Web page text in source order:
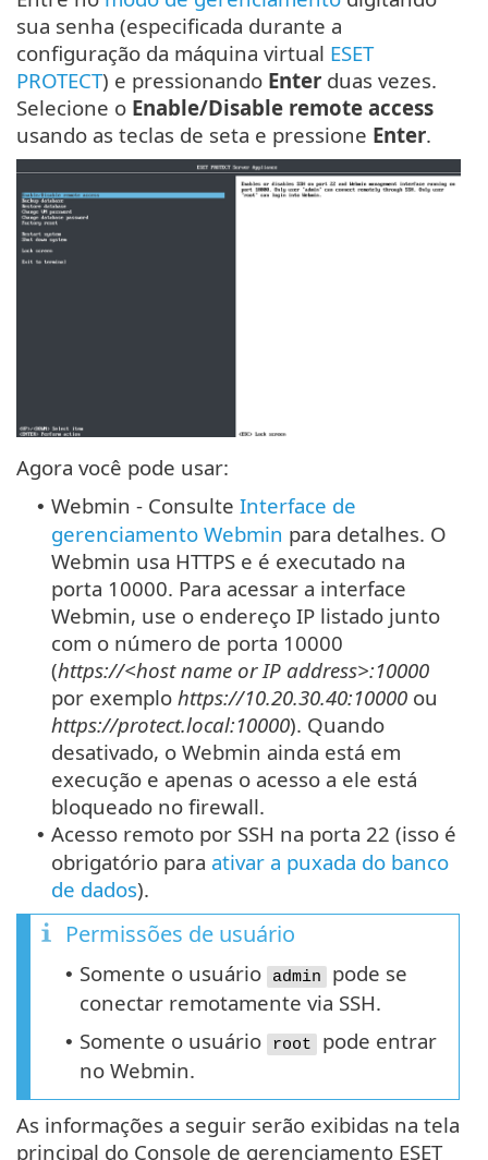
sua senha (especificada durante a
configuração da máquina virtual ESET
PROTECT) e pressionando Enter duas vezes.
Selecione o Enable/Disable remote access
usando as teclas de seta e pressione Enter.
Agora você pode usar:
• Webmin - Consulte Interface de
gerenciamento Webmin para detalhes. O
Webmin usa HTTPS e é executado na
porta 10000. Para acessar a interface
Webmin, use o endereço IP listado junto
com o número de porta 10000
(https://<host name or IP address>:10000
por exemplo https://10.20.30.40:10000 ou
https://protect.local:10000). Quando
desativado, o Webmin ainda está em
execução e apenas o acesso a ele está
bloqueado no firewall.
• Acesso remoto por SSH na porta 22 (isso é
obrigatório para ativar a puxada do banco
de dados).
Permissões de usuário
• Somente o usuário admin
pode se
conectar remotamente via SSH.
• Somente o usuário root
pode entrar
no Webmin.
As informações a seguir serão exibidas na tela
principal do Console de gerenciamento ESET